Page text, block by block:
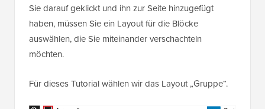
Sie darauf geklickt und ihn zur Seite hinzugefügt
haben, müssen Sie ein Layout für die Blöcke
auswählen, die Sie miteinander verschachteln
möchten.
Für dieses Tutorial wählen wir das Layout „Gruppe“.